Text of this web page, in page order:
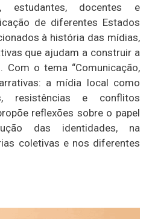
estudantes, docentes e
de diferentes Estados
à história das mídias,
que ajudam a construir a
o tema “Comunicação,
a mídia local como
resistências e conflitos
reflexões sobre o papel
das identidades, na
coletivas e nos diferentes